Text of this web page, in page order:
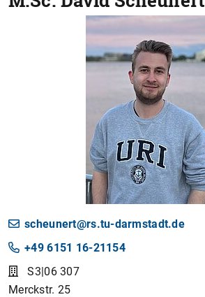
scheunert@rs.tu-darmstadt.de
+49 6151 16-21154
S3|06 307
Merckstr. 25